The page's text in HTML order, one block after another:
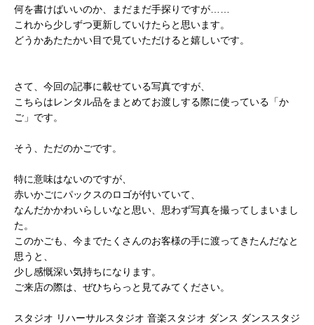
何を書けばいいのか、まだまだ手探りですが……
これから少しずつ更新していけたらと思います。
どうかあたたかい目で見ていただけると嬉しいです。
さて、今回の記事に載せている写真ですが、
こちらはレンタル品をまとめてお渡しする際に使っている「か
ご」です。
そう、ただのかごです。
特に意味はないのですが、
赤いかごにパックスのロゴが付いていて、
なんだかかわいらしいなと思い、思わず写真を撮ってしまいまし
た。
このかごも、今までたくさんのお客様の手に渡ってきたんだなと
思うと、
少し感慨深い気持ちになります。
ご来店の際は、ぜひちらっと見てみてください。
スタジオ リハーサルスタジオ 音楽スタジオ ダンス ダンススタジ